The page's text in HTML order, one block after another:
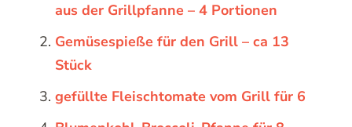
aus der Grillpfanne – 4 Portionen
Gemüsespieße für den Grill – ca 13
Stück
gefüllte Fleischtomate vom Grill für 6